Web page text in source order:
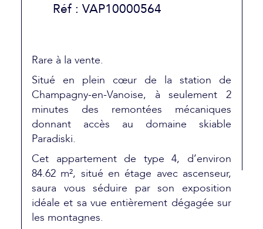
Réf : VAP10000564
Rare à la vente.
Situé en plein cœur de la station de
Champagny-en-Vanoise, à seulement 2
minutes des remontées mécaniques
donnant accès au domaine skiable
Paradiski.
Cet appartement de type 4, d’environ
84.62 m², situé en étage avec ascenseur,
saura vous séduire par son exposition
idéale et sa vue entièrement dégagée sur
les montagnes.